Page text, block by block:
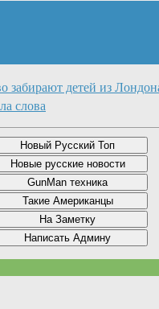
забирают детей из
слова